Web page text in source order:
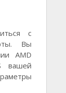
с
Вы
AMD
вашей